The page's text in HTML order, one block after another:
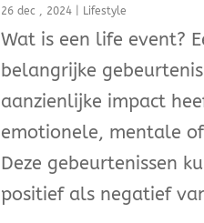
26 dec , 2024| Lifestyle
Wat is een life event?
belangrijke
aanzienlijke impact
emotionele, mentale
Deze gebeurtenissen
positief als negatief